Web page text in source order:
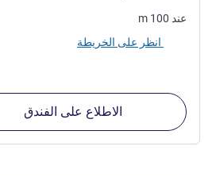
عند m 100
الاطلاع على الفندق